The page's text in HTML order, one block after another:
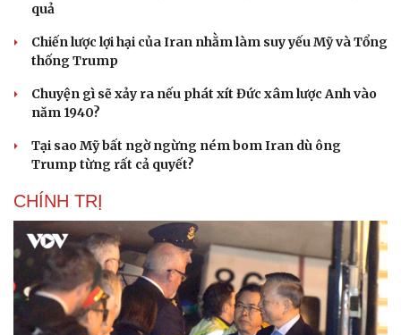
Cải chính
quả
Chiến lược lợi hại của Iran nhằm làm suy yếu Mỹ và Tổng
thống Trump
Chuyện gì sẽ xảy ra nếu phát xít Đức xâm lược Anh vào
năm 1940?
Tại sao Mỹ bất ngờ ngừng ném bom Iran dù ông
Trump từng rất cả quyết?
CHÍNH TRỊ